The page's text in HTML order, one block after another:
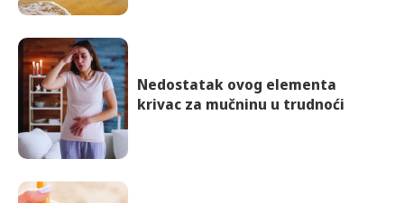
Nedostatak ovog elementa
krivac za mučninu u trudnoći